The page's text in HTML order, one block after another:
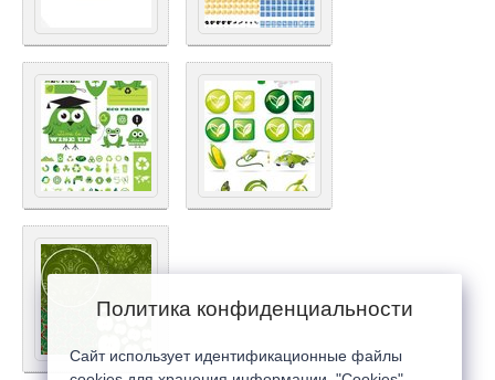
Политика конфиденциальности
Сайт использует идентификационные файлы